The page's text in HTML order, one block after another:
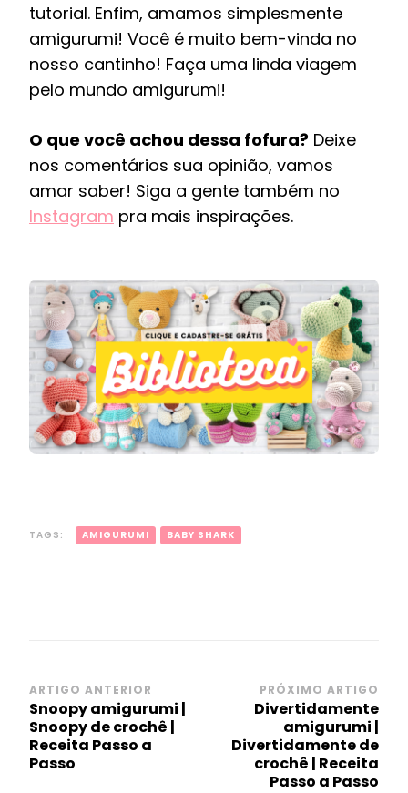
tutorial. Enfim, amamos simplesmente
amigurumi! Você é muito bem-vinda no
nosso cantinho! Faça uma linda viagem
pelo mundo amigurumi!
O que você achou dessa fofura? Deixe
nos comentários sua opinião, vamos
amar saber! Siga a gente também no
Instagram pra mais inspirações.
TAGS: AMIGURUMI BABY SHARK
Navegação
de
post
ARTIGO ANTERIOR
Snoopy amigurumi |
Snoopy de crochê |
Receita Passo a
Passo
PRÓXIMO ARTIGO
Divertidamente
amigurumi |
Divertidamente de
crochê | Receita
Passo a Passo